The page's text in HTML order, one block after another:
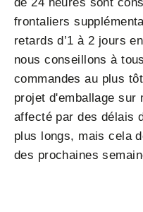
de 24 heures sont
frontaliers
retards d’1 à 2 jours
nous conseillons à
commandes au plus
projet d'emballage sur
affecté par des délais
plus longs, mais cela
des prochaines